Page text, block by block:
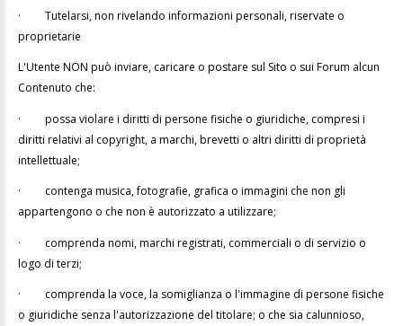
· Tutelarsi, non rivelando informazioni personali, riservate o
proprietarie
L'Utente NON può inviare, caricare o postare sul Sito o sui Forum alcun
Contenuto che:
· possa violare i diritti di persone fisiche o giuridiche, compresi i
diritti relativi al copyright, a marchi, brevetti o altri diritti di proprietà
intellettuale;
· contenga musica, fotografie, grafica o immagini che non gli
appartengono o che non è autorizzato a utilizzare;
· comprenda nomi, marchi registrati, commerciali o di servizio o
logo di terzi;
· comprenda la voce, la somiglianza o l'immagine di persone fisiche
o giuridiche senza l'autorizzazione del titolare; o che sia calunnioso,